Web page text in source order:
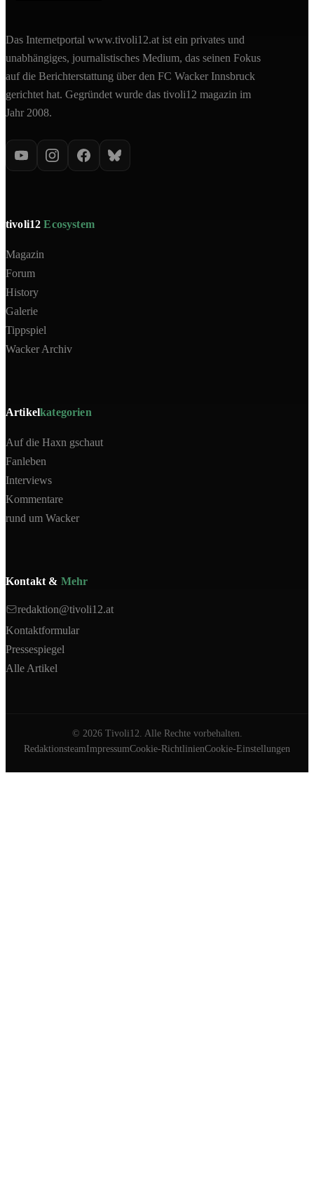
Das Internetportal www.tivoli12.at ist ein privates und
unabhängiges, journalistisches Medium, das seinen Fokus
auf die Berichterstattung über den FC Wacker Innsbruck
gerichtet hat. Gegründet wurde das tivoli12 magazin im
Jahr 2008.
tivoli12Ecosystem
Magazin
Forum
History
Galerie
Tippspiel
Wacker Archiv
Artikelkategorien
Auf die Haxn gschaut
Fanleben
Interviews
Kommentare
rund um Wacker
Kontakt & Mehr
redaktion@tivoli12.at
Kontaktformular
Pressespiegel
Alle Artikel
© 2026Tivoli12. Alle Rechte vorbehalten.
RedaktionsteamImpressumCookie-RichtlinienCookie-Einstellungen